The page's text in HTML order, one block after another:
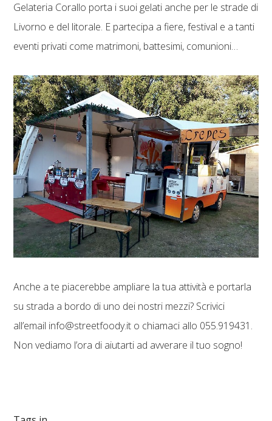
Gelateria Corallo porta i suoi gelati anche per le strade di
Livorno e del litorale. E partecipa a fiere, festival e a tanti
eventi privati come matrimoni, battesimi, comunioni…
Anche a te piacerebbe ampliare la tua attività e portarla
su strada a bordo di uno dei nostri mezzi? Scrivici
all’email info@streetfoody.it o chiamaci allo 055.919431.
Non vediamo l’ora di aiutarti ad avverare il tuo sogno!